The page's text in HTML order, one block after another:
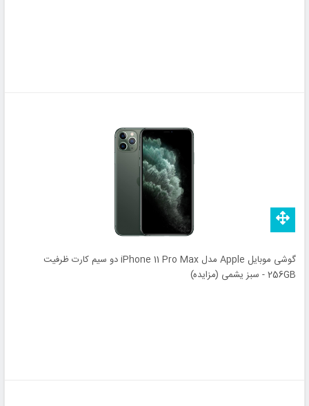
گوشی موبایل Apple مدل iPhone 11 Pro Max دو سیم‌ کارت ظرفیت
256GB - سبز یشمی (مزایده)